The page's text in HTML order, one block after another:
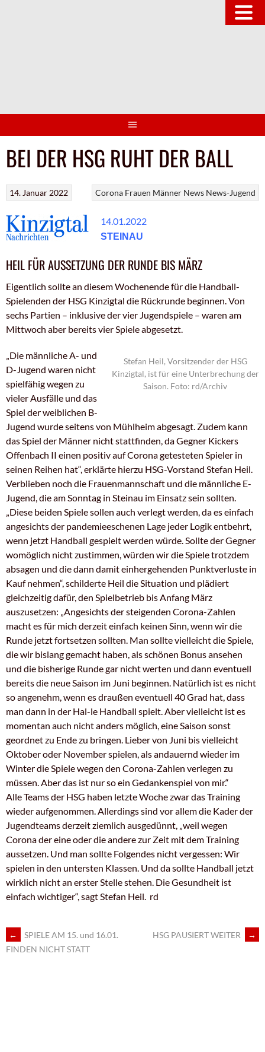
BEI DER HSG RUHT DER BALL
Corona Frauen Männer News News-Jugend
14. Januar 2022
14.01.2022
STEINAU
HEIL FÜR AUSSETZUNG DER RUNDE BIS MÄRZ
Eigentlich sollte an diesem Wochenende für die Handball-
Spielenden der HSG Kinzigtal die Rückrunde beginnen. Von
sechs Partien – inklusive der vier Jugendspiele – waren am
Mittwoch aber bereits vier Spiele abgesetzt.
Stefan Heil, Vorsitzender der HSG
Kinzigtal, ist für eine Unterbrechung der
Saison. Foto: rd/Archiv
„Die männliche A- und
D-Jugend waren nicht
spielfähig wegen zu
vieler Ausfälle und das
Spiel der weiblichen B-
Jugend wurde seitens von Mühlheim abgesagt. Zudem kann
das Spiel der Männer nicht stattfinden, da Gegner Kickers
Offenbach II einen positiv auf Corona getesteten Spieler in
seinen Reihen hat“, erklärte hierzu HSG-Vorstand Stefan Heil.
Verblieben noch die Frauenmannschaft und die männliche E-
Jugend, die am Sonntag in Steinau im Einsatz sein sollten.
„Diese beiden Spiele sollen auch verlegt werden, da es einfach
angesichts der pandemieeschenen Lage jeder Logik entbehrt,
wenn jetzt Handball gespielt werden würde. Sollte der Gegner
womöglich nicht zustimmen, würden wir die Spiele trotzdem
absagen und die dann damit einhergehenden Punktverluste in
Kauf nehmen“, schilderte Heil die Situation und plädiert
gleichzeitig dafür, den Spielbetrieb bis Anfang März
auszusetzen: „Angesichts der steigenden Corona-Zahlen
macht es für mich derzeit einfach keinen Sinn, wenn wir die
Runde jetzt fortsetzen sollten. Man sollte vielleicht die Spiele,
die wir bislang gemacht haben, als schönen Bonus ansehen
und die bisherige Runde gar nicht werten und dann eventuell
bereits die neue Saison im Juni beginnen. Natürlich ist es nicht
so angenehm, wenn es draußen eventuell 40 Grad hat, dass
man dann in der Hal-le Handball spielt. Aber vielleicht ist es
momentan auch nicht anders möglich, eine Saison sonst
geordnet zu Ende zu bringen. Lieber von Juni bis vielleicht
Oktober oder November spielen, als andauernd wieder im
Winter die Spiele wegen den Corona-Zahlen verlegen zu
müssen. Aber das ist nur so ein Gedankenspiel von mir.“
Alle Teams der HSG haben letzte Woche zwar das Training
wieder aufgenommen. Allerdings sind vor allem die Kader der
Jugendteams derzeit ziemlich ausgedünnt, „weil wegen
Corona der eine oder die andere zur Zeit mit dem Training
aussetzen. Und man sollte Folgendes nicht vergessen: Wir
spielen in den untersten Klassen. Und da sollte Handball jetzt
wirklich nicht an erster Stelle stehen. Die Gesundheit ist
einfach wichtiger“, sagt Stefan Heil. rd
ARTIKEL-
←
SPIELE AM 15. und 16.01.
FINDEN NICHT STATT
HSG PAUSIERT WEITER →